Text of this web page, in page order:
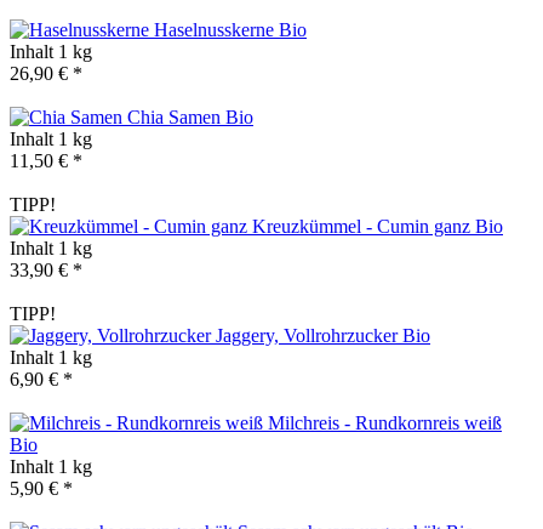
Haselnusskerne Bio
Inhalt 1 kg
26,90 € *
Chia Samen Bio
Inhalt 1 kg
11,50 € *
TIPP!
Kreuzkümmel - Cumin ganz Bio
Inhalt 1 kg
33,90 € *
TIPP!
Jaggery, VollrohrzuckerBio
Inhalt 1 kg
6,90 € *
Milchreis - Rundkornreis weiß
Bio
Inhalt 1 kg
5,90 € *